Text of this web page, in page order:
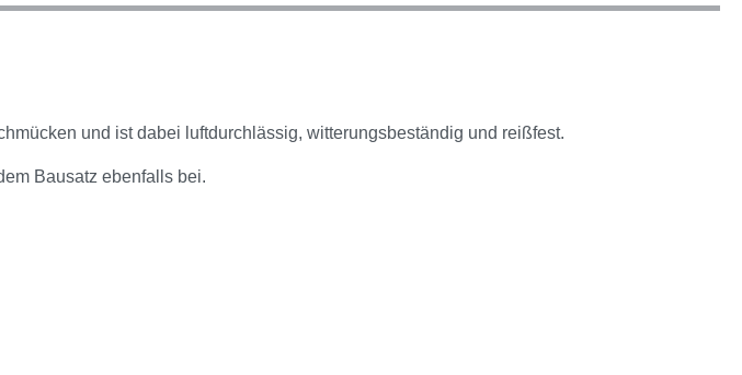
und ist dabei luftdurchlässig, witterungsbeständig und reißfest.
Bausatz ebenfalls bei.